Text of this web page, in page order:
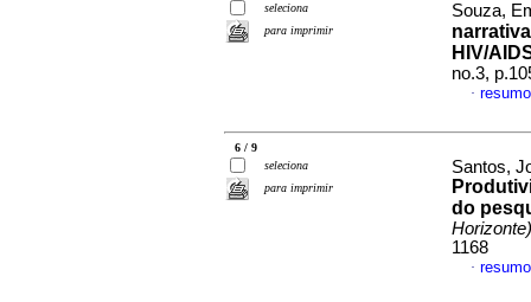
seleciona
para imprimir
Souza,
HIV/
no.3,
·
6 / 9
seleciona
para imprimir
Santos,
do
Horizonte)
1168
·